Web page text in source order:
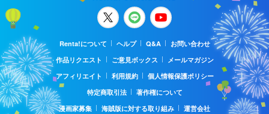
Renta!について ヘルプ Q&A
お問い合わせ
作品リクエスト
ご意見ボックス
メールマガジン
アフィリエイト
利用規約
個人情報保護ポリシー
特定商取引法
著作権について
漫画家募集
海賊版に対する取り組み 運営会社